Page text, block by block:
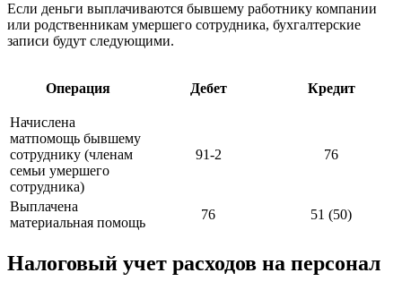
Если деньги выплачиваются бывшему работнику компании
или родственникам умершего сотрудника, бухгалтерские
записи будут следующими.
Операция Дебет Кредит
Начислена
матпомощь бывшему
сотруднику (членам
семьи умершего
сотрудника)
91-2 76
Выплачена
материальная помощь
76 51 (50)
Налоговый учет расходов на персонал